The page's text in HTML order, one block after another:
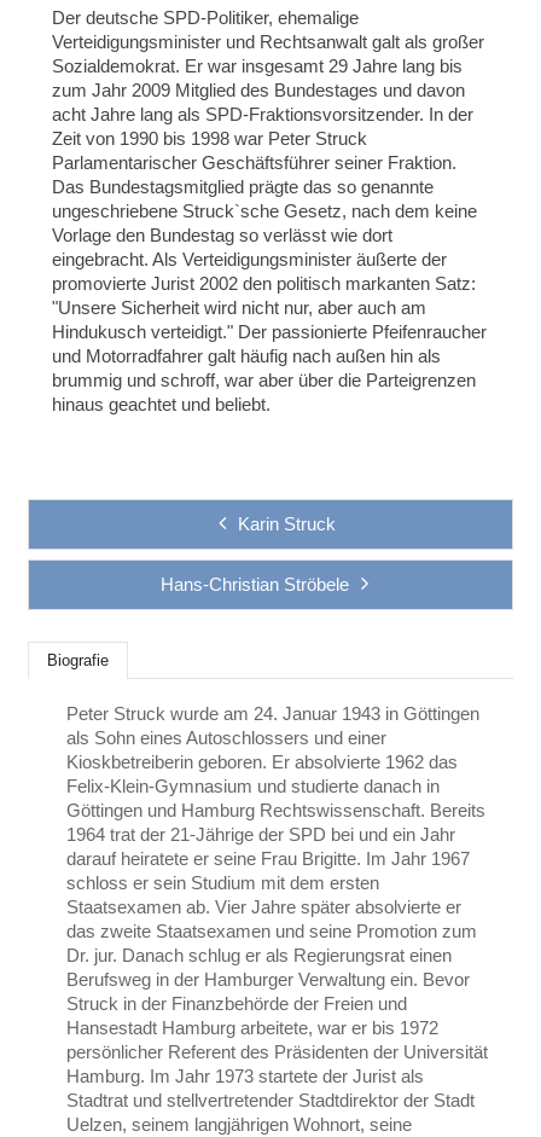
Der deutsche SPD-Politiker, ehemalige
Verteidigungsminister und Rechtsanwalt galt als großer
Sozialdemokrat. Er war insgesamt 29 Jahre lang bis
zum Jahr 2009 Mitglied des Bundestages und davon
acht Jahre lang als SPD-Fraktionsvorsitzender. In der
Zeit von 1990 bis 1998 war Peter Struck
Parlamentarischer Geschäftsführer seiner Fraktion.
Das Bundestagsmitglied prägte das so genannte
ungeschriebene Struck`sche Gesetz, nach dem keine
Vorlage den Bundestag so verlässt wie dort
eingebracht. Als Verteidigungsminister äußerte der
promovierte Jurist 2002 den politisch markanten Satz:
"Unsere Sicherheit wird nicht nur, aber auch am
Hindukusch verteidigt." Der passionierte Pfeifenraucher
und Motorradfahrer galt häufig nach außen hin als
brummig und schroff, war aber über die Parteigrenzen
hinaus geachtet und beliebt.
Karin Struck
Hans-Christian Ströbele
Biografie
Peter Struck wurde am 24. Januar 1943 in Göttingen
als Sohn eines Autoschlossers und einer
Kioskbetreiberin geboren. Er absolvierte 1962 das
Felix-Klein-Gymnasium und studierte danach in
Göttingen und Hamburg Rechtswissenschaft. Bereits
1964 trat der 21-Jährige der SPD bei und ein Jahr
darauf heiratete er seine Frau Brigitte. Im Jahr 1967
schloss er sein Studium mit dem ersten
Staatsexamen ab. Vier Jahre später absolvierte er
das zweite Staatsexamen und seine Promotion zum
Dr. jur. Danach schlug er als Regierungsrat einen
Berufsweg in der Hamburger Verwaltung ein. Bevor
Struck in der Finanzbehörde der Freien und
Hansestadt Hamburg arbeitete, war er bis 1972
persönlicher Referent des Präsidenten der Universität
Hamburg. Im Jahr 1973 startete der Jurist als
Stadtrat und stellvertretender Stadtdirektor der Stadt
Uelzen, seinem langjährigen Wohnort, seine